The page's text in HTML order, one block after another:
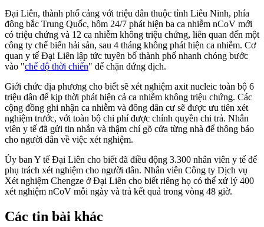
Đại Liên, thành phố cảng với triệu dân thuộc tỉnh Liêu Ninh, phía
đông bắc Trung Quốc, hôm 24/7 phát hiện ba ca nhiễm nCoV mới
có triệu chứng và 12 ca nhiễm không triệu chứng, liên quan đến một
công ty chế biến hải sản, sau 4 tháng không phát hiện ca nhiễm. Cơ
quan y tế Đại Liên lập tức tuyên bố thành phố nhanh chóng bước
vào "chế độ thời chiến" để chặn đứng dịch.
Giới chức địa phương cho biết sẽ xét nghiệm axit nucleic toàn bộ 6
triệu dân để kịp thời phát hiện cả ca nhiễm không triệu chứng. Các
cộng đồng ghi nhận ca nhiễm và đông dân cư sẽ được ưu tiên xét
nghiệm trước, với toàn bộ chi phí được chính quyền chi trả. Nhân
viên y tế đã gửi tin nhắn và thậm chí gõ cửa từng nhà để thông báo
cho người dân về việc xét nghiệm.
Ủy ban Y tế Đại Liên cho biết đã điều động 3.300 nhân viên y tế để
phụ trách xét nghiệm cho người dân. Nhân viên Công ty Dịch vụ
Xét nghiệm Chengze ở Đại Liên cho biết riêng họ có thể xử lý 400
xét nghiệm nCoV mỗi ngày và trả kết quả trong vòng 48 giờ.
Các tin bài khác